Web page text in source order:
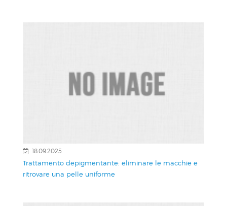
18.09.2025
Trattamento depigmentante: eliminare le macchie e
ritrovare una pelle uniforme